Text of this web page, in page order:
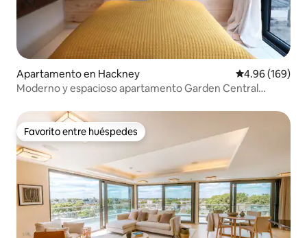
Apartamento en Hackney Calificación
4.96 (169)
Moderno y espacioso apartamento Garden Central
Favorito entre huéspedes
Favorito entre huéspedes